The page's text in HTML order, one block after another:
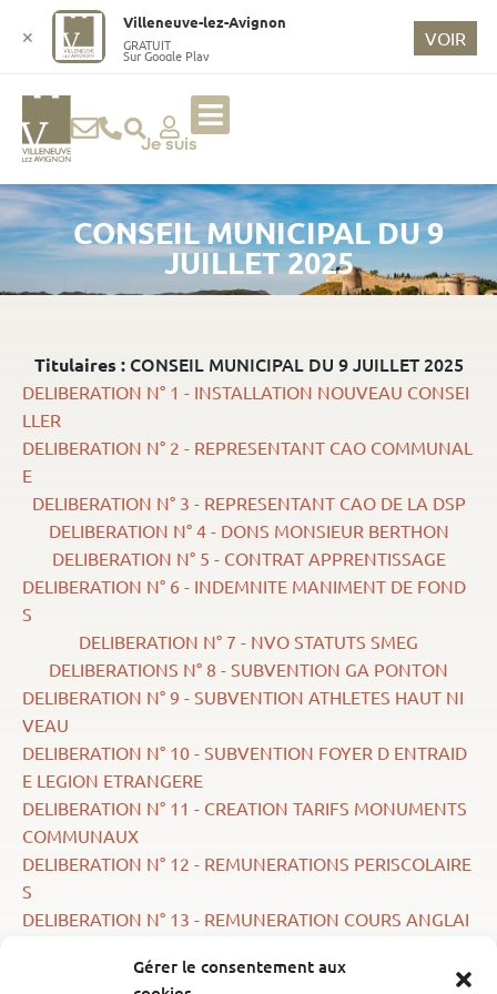
Gérer le consentement aux
ri
n
ci
Je suis
CONSEIL MUNICIPAL DU 9
JUILLET 2025
Titulaires : CONSEIL MUNICIPAL DU 9 JUILLET 2025
DELIBERATION N° 1 - INSTALLATION NOUVEAU CONSEI
LLER
DELIBERATION N° 2 - REPRESENTANT CAO COMMUNAL
E
DELIBERATION N° 3 - REPRESENTANT CAO DE LA DSP
DELIBERATION N° 4 - DONS MONSIEUR BERTHON
DELIBERATION N° 5 - CONTRAT APPRENTISSAGE
DELIBERATION N° 6 - INDEMNITE MANIMENT DE FOND
S
DELIBERATION N° 7 - NVO STATUTS SMEG
DELIBERATIONS N° 8 - SUBVENTION GA PONTON
DELIBERATION N° 9 - SUBVENTION ATHLETES HAUT NI
VEAU
DELIBERATION N° 10 - SUBVENTION FOYER D ENTRAID
E LEGION ETRANGERE
DELIBERATION N° 11 - CREATION TARIFS MONUMENTS
COMMUNAUX
DELIBERATION N° 12 - REMUNERATIONS PERISCOLAIRE
S
DELIBERATION N° 13 - REMUNERATION COURS ANGLAI
DELIBERATION N° 14 - MODIF REGLEMENT CANTINE + P
✕
Villeneuve-lez-Avignon
GRATUIT
Sur Google Play
VOIR